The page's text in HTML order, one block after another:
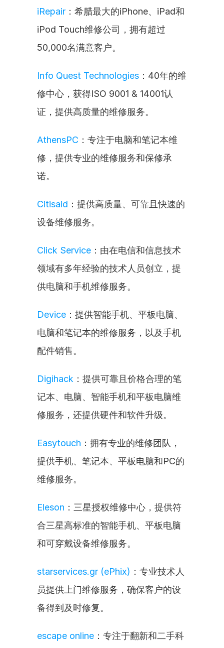
iRepair ：希腊最大的iPhone、iPad和
iPod Touch维修公司，拥有超过
50,000名满意客户。
Info Quest Technologies ：40年的维
修中心，获得ISO 9001 & 14001认
证，提供高质量的维修服务。
AthensPC ：专注于电脑和笔记本维
修，提供专业的维修服务和保修承
诺。
Citisaid ：提供高质量、可靠且快速的
设备维修服务。
Click Service ：由在电信和信息技术
领域有多年经验的技术人员创立，提
供电脑和手机维修服务。
Device ：提供智能手机、平板电脑、
电脑和笔记本的维修服务，以及手机
配件销售。
Digihack ：提供可靠且价格合理的笔
记本、电脑、智能手机和平板电脑维
修服务，还提供硬件和软件升级。
Easytouch ：拥有专业的维修团队，
提供手机、笔记本、平板电脑和PC的
维修服务。
Eleson ：三星授权维修中心，提供符
合三星高标准的智能手机、平板电脑
和可穿戴设备维修服务。
starservices.gr (ePhix) ：专业技术人
员提供上门维修服务，确保客户的设
备得到及时修复。
escape online ：专注于翻新和二手科